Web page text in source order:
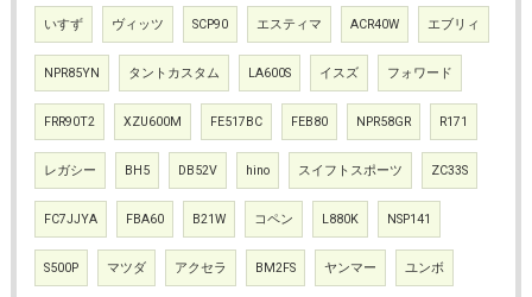
いすず ヴィッツ SCP90 エスティマ ACR40W エブリィ
NPR85YN タントカスタム LA600S イスズ フォワード
FRR90T2 XZU600M FE517BC FEB80 NPR58GR R171
レガシー BH5 DB52V hino スイフトスポーツ ZC33S
FC7JJYA FBA60 B21W コペン L880K NSP141
S500P マツダ アクセラ BM2FS ヤンマー ユンボ